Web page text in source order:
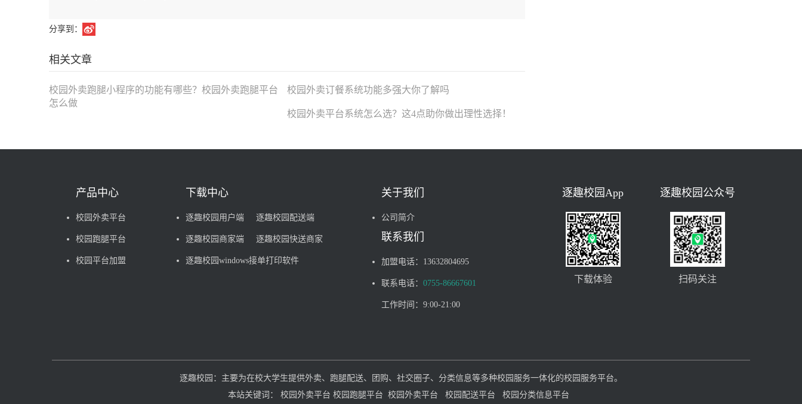
分享到：
相关文章
校园外卖跑腿小程序的功能有哪些？校园外卖跑腿平台
怎么做
校园外卖订餐系统功能多强大你了解吗
校园外卖平台系统怎么选？这4点助你做出理性选择！
产品中心
校园外卖平台
校园跑腿平台
校园平台加盟
下载中心
逐趣校园用户端 逐趣校园配送端
逐趣校园商家端 逐趣校园快送商家
逐趣校园windows接单打印软件
关于我们
公司简介
联系我们
加盟电话： 13632804695
联系电话： 0755-86667601
工作时间： 9:00-21:00
逐趣校园App
下载体验
逐趣校园公众号
扫码关注
逐趣校园：主要为在校大学生提供外卖、跑腿配送、团购、社交圈子、分类信息等多种校园服务一体化的校园服务平台。
本站关键词： 校园外卖平台 校园跑腿平台 校园外卖平台 校园配送平台 校园分类信息平台